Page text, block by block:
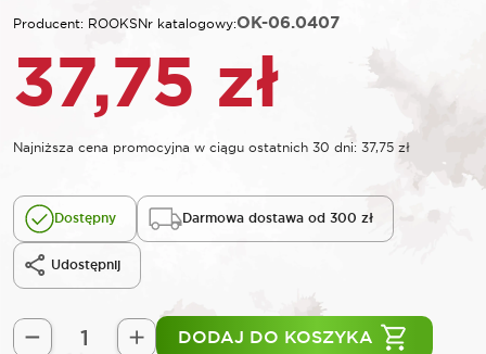
Producent: ROOKSNr katalogowy:OK-06.0407
37,75 zł
Najniższa cena promocyjna w ciągu ostatnich 30 dni: 37,75 zł
Dostępny Darmowa dostawa od 300 zł
Udostępnij
ilość
DODAJ DO KOSZYKA